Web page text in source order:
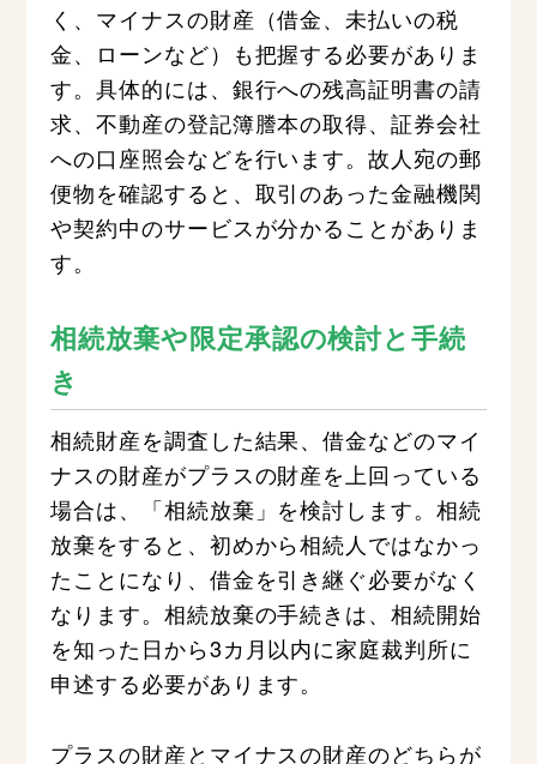
く、マイナスの財産（借金、未払いの税
金、ローンなど）も把握する必要がありま
す。具体的には、銀行への残高証明書の請
求、不動産の登記簿謄本の取得、証券会社
への口座照会などを行います。故人宛の郵
便物を確認すると、取引のあった金融機関
や契約中のサービスが分かることがありま
す。
相続放棄や限定承認の検討と手続
き
相続財産を調査した結果、借金などのマイ
ナスの財産がプラスの財産を上回っている
場合は、「相続放棄」を検討します。相続
放棄をすると、初めから相続人ではなかっ
たことになり、借金を引き継ぐ必要がなく
なります。相続放棄の手続きは、相続開始
を知った日から3カ月以内に家庭裁判所に
申述する必要があります。
プラスの財産とマイナスの財産のどちらが